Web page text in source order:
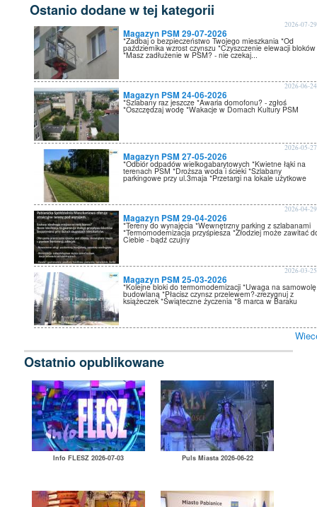
Ostanio dodane w tej kategorii
Magazyn PSM 29-07-2026
2026-07-29
*Zadbaj o bezpieczeństwo Twojego mieszkania *Od
października wzrost czynszu *Czyszczenie elewacji bloków
*Masz zadłużenie w PSM? - nie czekaj...
Magazyn PSM 24-06-2026
2026-06-24
*Szlabany raz jeszcze *Awaria domofonu? - zgłoś
*Oszczędzaj wodę *Wakacje w Domach Kultury PSM
Magazyn PSM 27-05-2026
2026-05-27
*Odbiór odpadów wielkogabarytowych *Kwietne łąki na
terenach PSM *Droższa woda i ścieki *Szlabany
parkingowe przy ul.3maja *Przetargi na lokale użytkowe
Magazyn PSM 29-04-2026
2026-04-29
*Tereny do wynajęcia *Wewnętrzny parking z szlabanami
*Termomodernizacja przyśpiesza *Złodziej może zawitać
Ciebie - bądź czujny
Magazyn PSM 25-03-2026
2026-03-25
*Kolejne bloki do termomodernizacji *Uwaga na samowolę
budowlaną *Płacisz czynsz przelewem?-zrezygnuj z
książeczek *Świąteczne życzenia *8 marca w Baraku
Ostatnio opublikowane
Info FLESZ 2026-07-03 Puls Miasta 2026-06-22